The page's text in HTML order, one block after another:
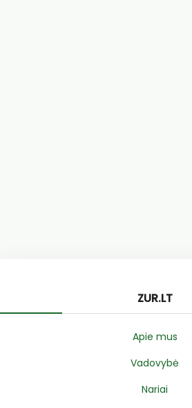
ZUR.LT
Apie mus
Vadovybė
Nariai